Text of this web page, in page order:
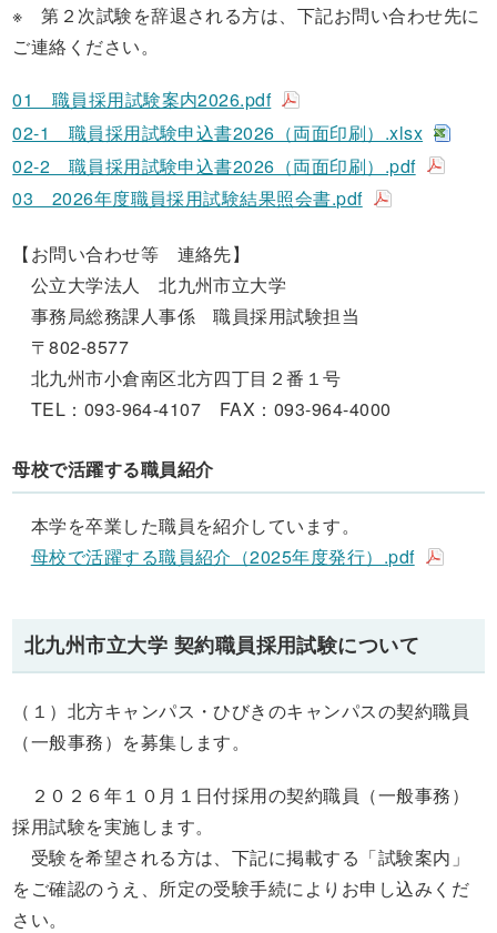
※ 第２次試験を辞退される方は、下記お問い合わせ先に
ご連絡ください。
01 職員採用試験案内2026.pdf
02-1 職員採用試験申込書2026（両面印刷）.xlsx
02-2 職員採用試験申込書2026（両面印刷）.pdf
03 2026年度職員採用試験結果照会書.pdf
【お問い合わせ等 連絡先】
公立大学法人 北九州市立大学
事務局総務課人事係 職員採用試験担当
〒802-8577
北九州市小倉南区北方四丁目２番１号
TEL： 093-964-4107 FAX ： 093-964-4000
母校で活躍する職員紹介
本学を卒業した職員を紹介しています。
母校で活躍する職員紹介（2025年度発行）.pdf
北九州市立大学 契約職員採用試験について
（１）北方キャンパス・ひびきのキャンパスの契約職員
（一般事務）を募集します。
２０２６年１０月１日付採用の契約職員（一般事務）
採用試験を実施します。
受験を希望される方は、下記に掲載する「試験案内」
をご確認のうえ、所定の受験手続によりお申し込みくだ
さい。